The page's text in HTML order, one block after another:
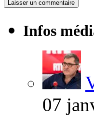
Infos
07